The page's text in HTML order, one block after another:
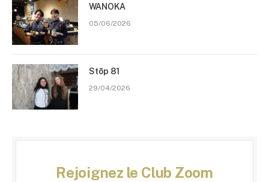
WANOKA
05/06/2026
Stōp 81
29/04/2026
Rejoignez le Club Zoom